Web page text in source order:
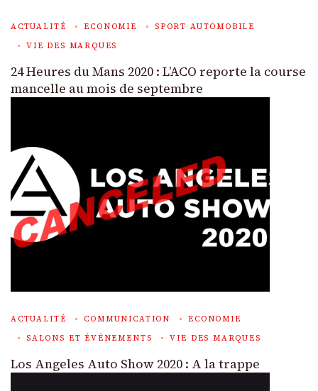
ACTUALITÉ ECONOMIE
SPORT AUTOMOBILE
VIE DES MARQUES
24 Heures du Mans 2020 : L’ACO reporte la course
mancelle au mois de septembre
ACTUALITÉ COMMUNICATION
ECONOMIE
SALONS ET ÉVÉNEMENTS
VIE DES MARQUES
Los Angeles Auto Show 2020 : A la trappe